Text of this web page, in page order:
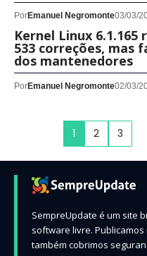
PorEmanuel Negromonte03/03/
Kernel Linux
533 correções, mas
dos mantenedores
PorEmanuel Negromonte02/03/
1 2 3
SempreUpdate é um site
software livre.
também cobrimos